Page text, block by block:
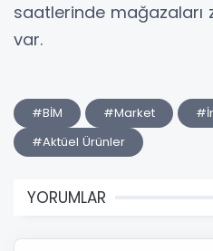
saatlerinde
var.
#BİM #Market
#Aktüel Ürünler
YORUMLAR